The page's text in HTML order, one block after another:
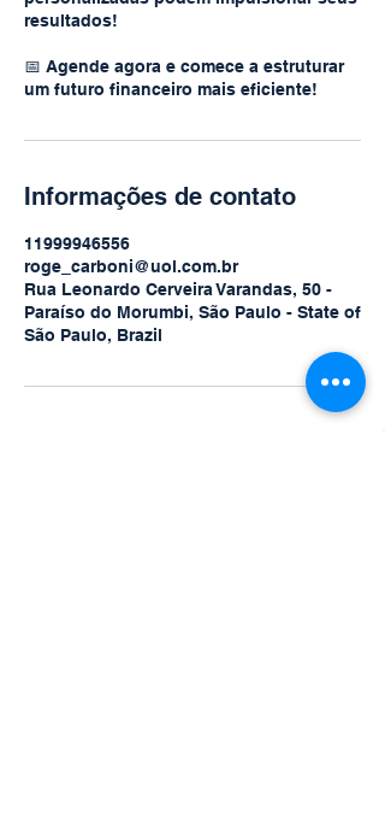
resultados!
📅 Agende agora e comece a estruturar
Informações de contato
11999946556
roge_carboni@uol.com.br
Rua Leonardo Cerveira Varandas, 50 -
Paraíso do Morumbi, São Paulo - State of
São Paulo, Brazil